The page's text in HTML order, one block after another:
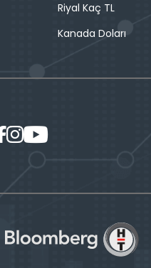
Riyal Kaç TL
Kanada Doları